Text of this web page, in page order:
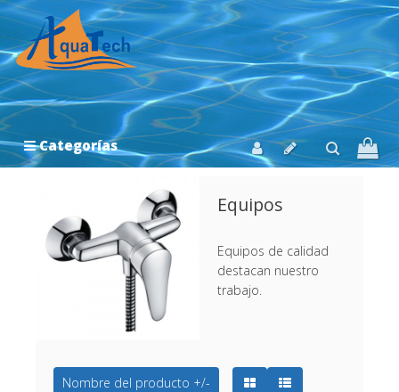
Categorías
Equipos
Equipos de calidad
destacan nuestro
trabajo.
Nombre del producto +/-